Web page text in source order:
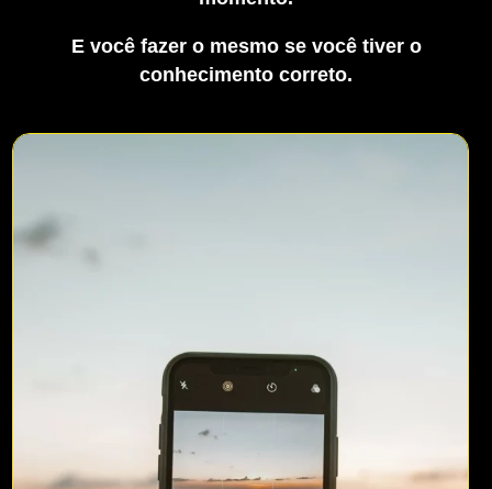
E você fazer o mesmo se você tiver o
conhecimento correto.